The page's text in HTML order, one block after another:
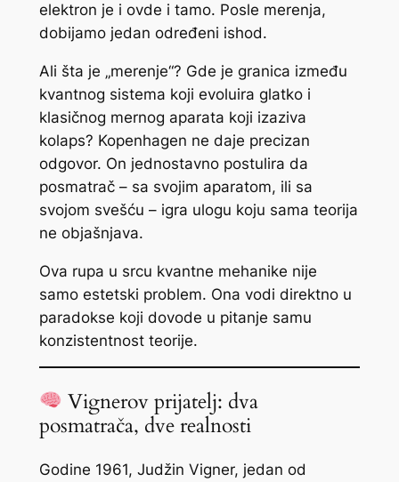
elektron je i ovde i tamo. Posle merenja,
dobijamo jedan određeni ishod.
Ali šta je „merenje“? Gde je granica između
kvantnog sistema koji evoluira glatko i
klasičnog mernog aparata koji izaziva
kolaps? Kopenhagen ne daje precizan
odgovor. On jednostavno postulira da
posmatrač – sa svojim aparatom, ili sa
svojom svešću – igra ulogu koju sama teorija
ne objašnjava.
Ova rupa u srcu kvantne mehanike nije
samo estetski problem. Ona vodi direktno u
paradokse koji dovode u pitanje samu
konzistentnost teorije.
Vignerov prijatelj: dva
posmatrača, dve realnosti
Godine 1961, Judžin Vigner, jedan od